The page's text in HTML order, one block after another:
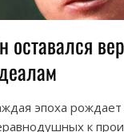
оставался
эпоха
к